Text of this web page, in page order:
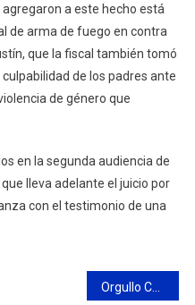
a este hecho está
de arma de fuego en contra
que la fiscal también tomó
de los padres ante
de género que
en la segunda audiencia de
lleva adelante el juicio por
con el testimonio de una